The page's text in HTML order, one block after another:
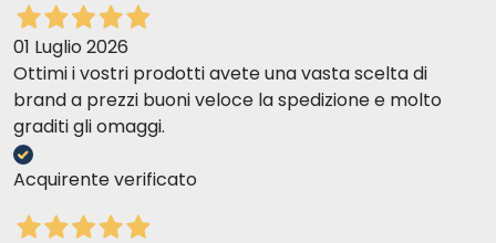
01 Luglio 2026
Ottimi i vostri prodotti avete una vasta scelta di
brand a prezzi buoni veloce la spedizione e molto
graditi gli omaggi.
Acquirente verificato